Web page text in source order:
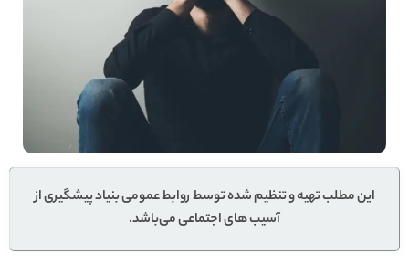
این مطلب تهیه و تنظیم شده توسط روابط عمومی بنیاد پیشگیری از
آسیب های اجتماعی می‌باشد.